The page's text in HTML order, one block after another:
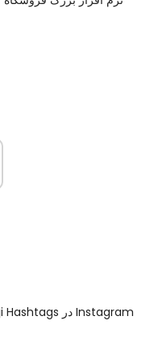
نحوه استفاده از Emoji Hashtags در Instagram